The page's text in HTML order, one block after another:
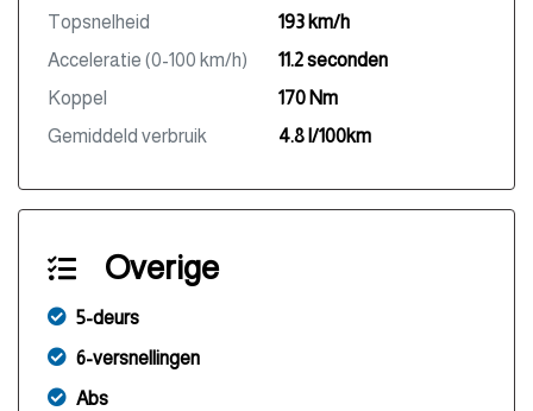
Topsnelheid
193 km/h
Acceleratie (0-100 km/h)
11.2 seconden
Koppel
170 Nm
Gemiddeld verbruik
4.8 l/100km
Overige
5-deurs
6-versnellingen
Abs